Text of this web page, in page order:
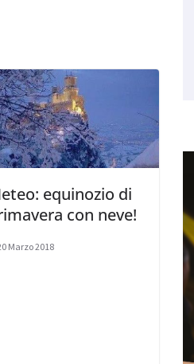
equinozio di
con neve!
Marzo 2018